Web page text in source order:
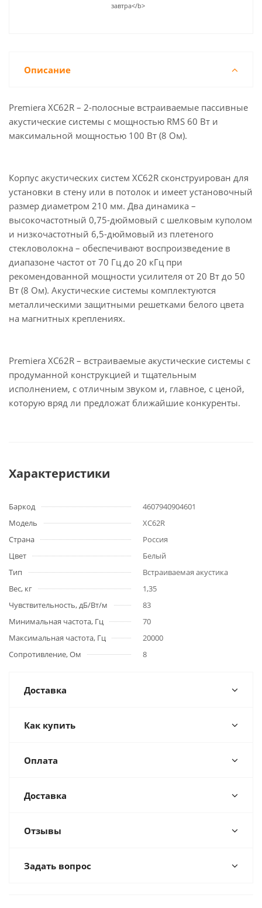
завтра</b>
Описание
Premiera XC62R – 2-полосные встраиваемые пассивные
акустические системы с мощностью RMS 60 Вт и
максимальной мощностью 100 Вт (8 Ом).
Корпус акустических систем XC62R сконструирован для
установки в стену или в потолок и имеет установочный
размер диаметром 210 мм. Два динамика –
высокочастотный 0,75-дюймовый с шелковым куполом
и низкочастотный 6,5-дюймовый из плетеного
стекловолокна – обеспечивают воспроизведение в
диапазоне частот от 70 Гц до 20 кГц при
рекомендованной мощности усилителя от 20 Вт до 50
Вт (8 Ом). Акустические системы комплектуются
металлическими защитными решетками белого цвета
на магнитных креплениях.
Premiera XC62R – встраиваемые акустические системы с
продуманной конструкцией и тщательным
исполнением, с отличным звуком и, главное, с ценой,
которую вряд ли предложат ближайшие конкуренты.
Характеристики
Баркод
4607940904601
Модель
XC62R
Страна
Россия
Цвет
Белый
Тип
Встраиваемая акустика
Вес, кг
1,35
Чувствительность, дБ/Вт/м
83
Минимальная частота, Гц
70
Максимальная частота, Гц
20000
Сопротивление, Ом
8
Доставка
Как купить
Оплата
Доставка
Отзывы
Задать вопрос